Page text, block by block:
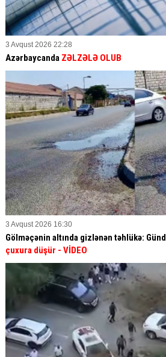
3 Avqust 2026 22:28
Azərbaycanda ZƏLZƏLƏ OLUB
3 Avqust 2026 16:30
Gölməçənin altında gizlənən təhlükə:
çuxura düşür - VİDEO